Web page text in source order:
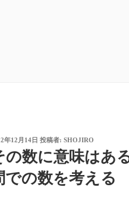
年12月14日 投稿者: SHOJIRO
の数に意味はあ
での数を考える